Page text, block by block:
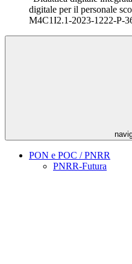
digitale per il personale
M4C1I2.1-2023-1222-P-
PON e POC / PNRR
PNRR-Futura